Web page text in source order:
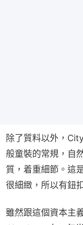
除了質料以外，
般童裝的常規，自
質，着重細節。這
很細緻，所以有鈕
雖然跟這個資本主